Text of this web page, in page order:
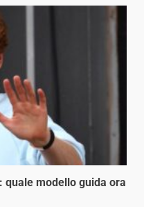
quale modello guida ora